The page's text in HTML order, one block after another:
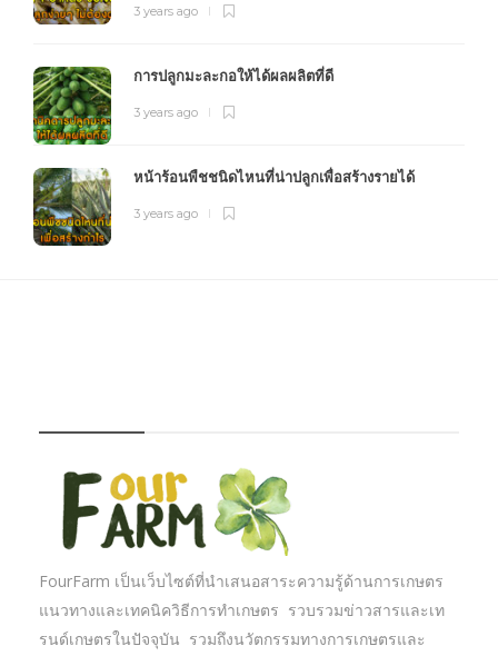
3 years ago
การปลูกมะละกอให้ได้ผลผลิตที่ดี
3 years ago
หน้าร้อนพืชชนิดไหนที่น่าปลูกเพื่อสร้างรายได้
3 years ago
FourFarm เป็นเว็บไซต์ที่นำเสนอสาระความรู้ด้านการเกษตร
แนวทางและเทคนิควิธีการทำเกษตร รวบรวมข่าวสารและเท
รนด์เกษตรในปัจจุบัน รวมถึงนวัตกรรมทางการเกษตรและ